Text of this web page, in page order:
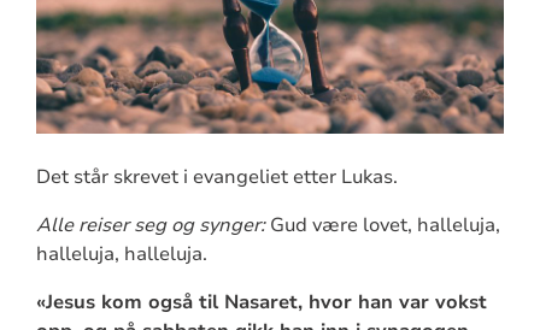
Det står skrevet i evangeliet etter Lukas.
Alle reiser seg og synger:Gud være lovet, halleluja,
halleluja, halleluja.
«Jesus kom også til Nasaret, hvor han var vokst